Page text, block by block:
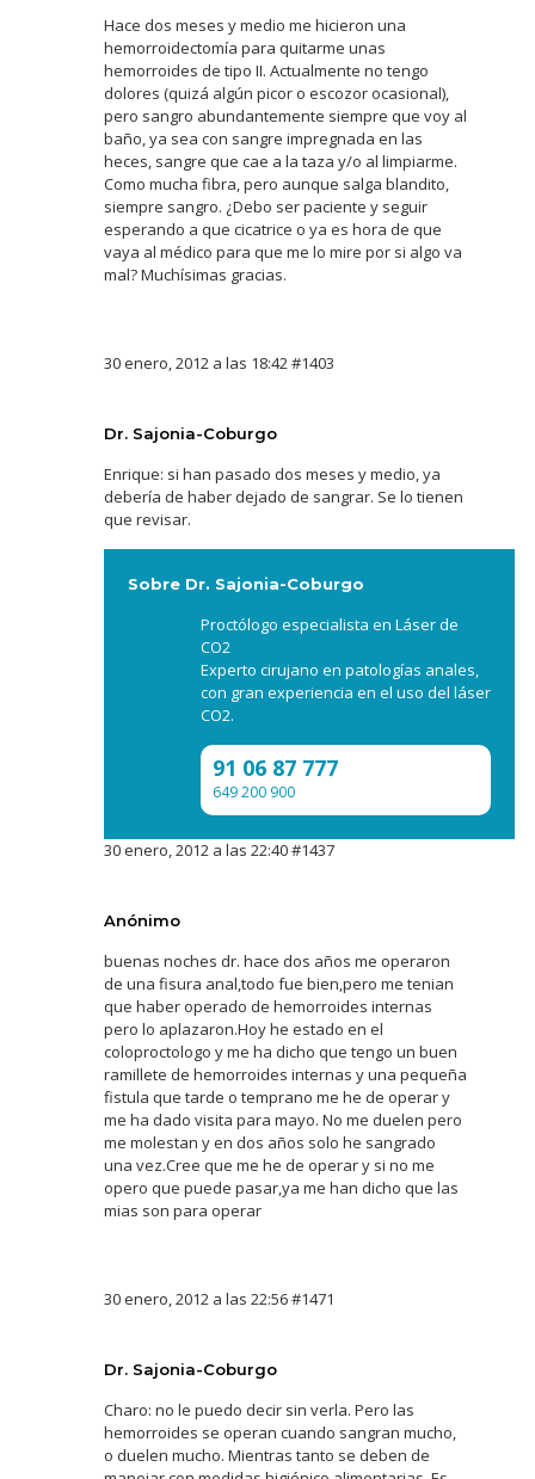
Hace dos meses y medio me hicieron una
hemorroidectomía para quitarme unas
hemorroides de tipo II. Actualmente no tengo
dolores (quizá algún picor o escozor ocasional),
pero sangro abundantemente siempre que voy al
baño, ya sea con sangre impregnada en las
heces, sangre que cae a la taza y/o al limpiarme.
Como mucha fibra, pero aunque salga blandito,
siempre sangro. ¿Debo ser paciente y seguir
esperando a que cicatrice o ya es hora de que
vaya al médico para que me lo mire por si algo va
mal? Muchísimas gracias.
30 enero, 2012 a las 18:42#1403
Dr. Sajonia-Coburgo
Enrique: si han pasado dos meses y medio, ya
debería de haber dejado de sangrar. Se lo tienen
que revisar.
Sobre Dr. Sajonia-Coburgo
Proctólogo especialista en Láser de
CO2
Experto cirujano en patologías anales,
con gran experiencia en el uso del láser
CO2.
91 06 87 777
649 200 900
30 enero, 2012 a las 22:40#1437
Anónimo
buenas noches dr. hace dos años me operaron
de una fisura anal,todo fue bien,pero me tenian
que haber operado de hemorroides internas
pero lo aplazaron.Hoy he estado en el
coloproctologo y me ha dicho que tengo un buen
ramillete de hemorroides internas y una pequeña
fistula que tarde o temprano me he de operar y
me ha dado visita para mayo. No me duelen pero
me molestan y en dos años solo he sangrado
una vez.Cree que me he de operar y si no me
opero que puede pasar,ya me han dicho que las
mias son para operar
30 enero, 2012 a las 22:56#1471
Dr. Sajonia-Coburgo
Charo: no le puedo decir sin verla. Pero las
hemorroides se operan cuando sangran mucho,
o duelen mucho. Mientras tanto se deben de